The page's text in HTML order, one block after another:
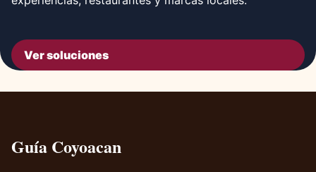
Ver soluciones
Guía Coyoacan